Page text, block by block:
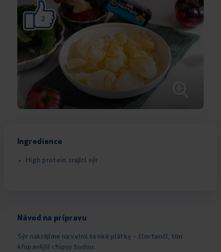
2
Ingredience
High protein zrající sýr
Návod na prípravu
Sýr nakrájíme na velmi tenké plátky – čím tenčí, tím
křupavější chipsy budou.